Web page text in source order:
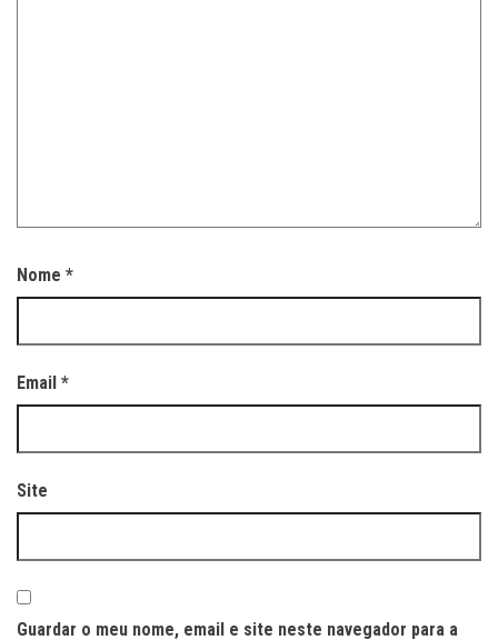
Nome *
Email *
Site
Guardar o meu nome, email e site neste navegador para a